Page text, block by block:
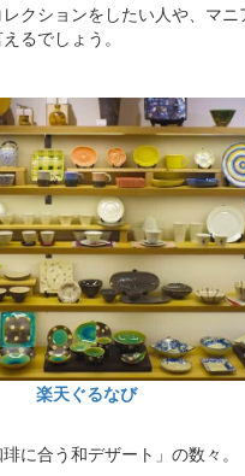
クションをしたい人や、マニ
るでしょう。
楽天ぐるなび
に合う和デザート」の数々。